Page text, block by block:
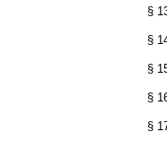
§
§
§
§
§